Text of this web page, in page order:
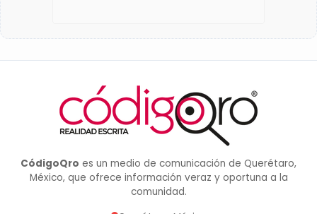
CódigoQro es un medio de comunicación de Querétaro,
México, que ofrece información veraz y oportuna a la
comunidad.